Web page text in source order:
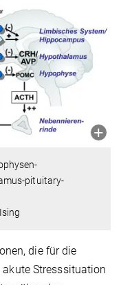
pituitary-
die für die
Stresssituation